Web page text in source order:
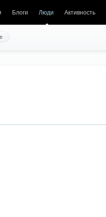
Блоги Люди Активность